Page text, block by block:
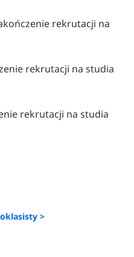
rekrutacji na
rekrutacji na studia
rekrutacji na studia
>